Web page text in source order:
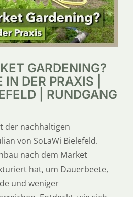
GARDENING?
DER PRAXIS |
| RUNDGANG
der nachhaltigen
von SoLaWi Bielefeld.
nach dem Market
hat, um Dauerbeete,
und weniger